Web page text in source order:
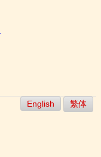
English 繁体